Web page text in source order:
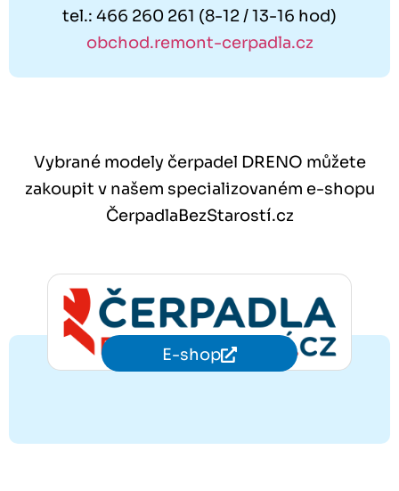
tel.: 466 260 261 (8-12 / 13-16 hod)
obchod.remont-cerpadla.cz
Vybrané modely čerpadel DRENO můžete
zakoupit v našem specializovaném e-shopu
ČerpadlaBezStarostí.cz
E-shop